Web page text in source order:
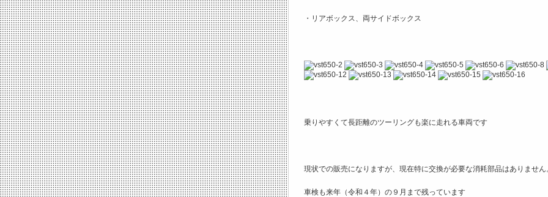
・リアボックス、両サイドボックス
乗りやすくて長距離のツーリングも楽に走れる車両です
現状での販売になりますが、現在特に交換が必要な消耗部品はありません
車検も来年（令和４年）の９月まで残っています